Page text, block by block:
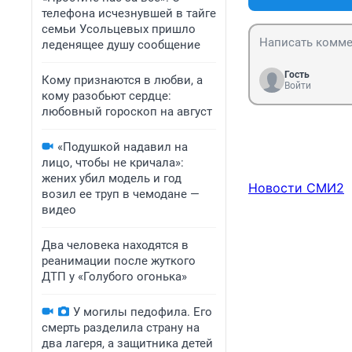
телефона исчезнувшей в тайге
семьи Усольцевых пришло
леденящее душу сообщение
Кому признаются в любви, а
кому разобьют сердце:
любовный гороскоп на август
«Подушкой надавил на
лицо, чтобы не кричала»:
жених убил модель и год
возил ее труп в чемодане —
видео
Два человека находятся в
реанимации после жуткого
ДТП у «Голубого огонька»
У могилы педофила. Его
смерть разделила страну на
два лагеря, а защитника детей
Гость
Войти
Новости СМИ2